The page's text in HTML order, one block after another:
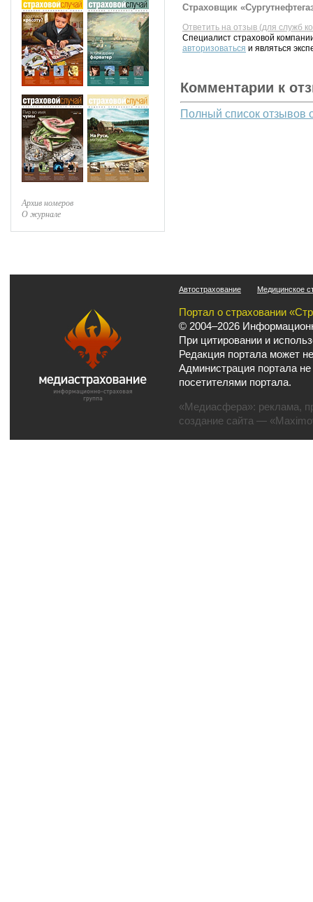
Архив номеров
О журнале
Страховщик
Ответить на отзыв (для служб
Специалист страховой
авторизоваться и являться
Комментарии к
Полный список отзывов
Автострахование Медицинское
Портал о страховании
© 2004–2026
При цитировании и
Редакция портала может
Администрация портала
посетителями портала.
«Медиасфера»: реклама,
создание сайта —